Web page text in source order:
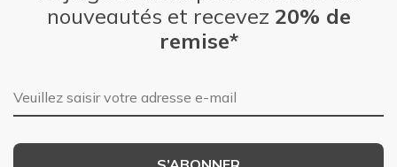
nouveautés et recevez 20% de
remise*
Adresse e-mail